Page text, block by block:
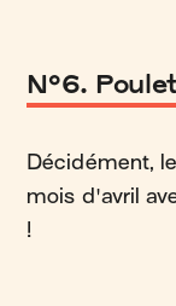
N°6.
Décidément,
mois d'avril
!